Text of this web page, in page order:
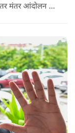
मंतर आंदोलन से